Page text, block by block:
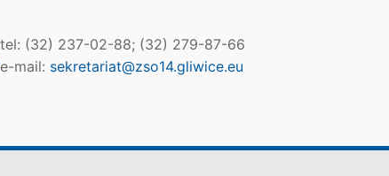
tel: (32) 237-02-88; (32) 279-87-66
e-mail: sekretariat@zso14.gliwice.eu